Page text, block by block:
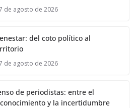
de agosto de 2026
del coto político al
de agosto de 2026
de periodistas: entre el
y la incertidumbre